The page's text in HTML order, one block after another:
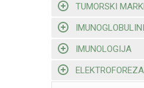
TUMORSKI
IMUNOLOGIJA
ELEKTROFOREZA